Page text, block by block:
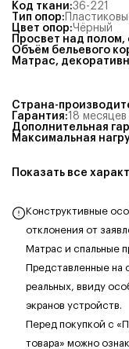
Код ткани:36-221
Тип опор:
Цвет опор:Чёрный
Просвет над полом,
Объём бельевого
Матрас,
Страна-
Гарантия:18 месяцев
Дополнительная
Максимальная
Показать все
Конструктивные
отклонения от
Матрас и спальные
Представленные на
реальных, ввиду
экранов устройств.
Перед покупкой с
товара» можно